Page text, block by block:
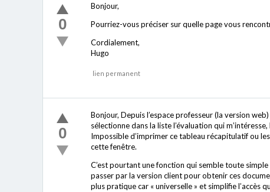
0
Bonjour,
Pourriez-vous préciser sur quelle page vous
Cordialement,
Hugo
lien permanent
0
Bonjour, Depuis l’espace professeur (la version
sélectionne dans la liste l’évaluation qui
Impossible d’imprimer ce tableau récapitulatif ou
cette fenêtre.
C’est pourtant une fonction qui semble toute
passer par la version client pour obtenir ces
plus pratique car « universelle » et simplifie l’accès